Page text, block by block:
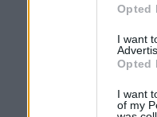
Opted
I want
Opted
I want
of my